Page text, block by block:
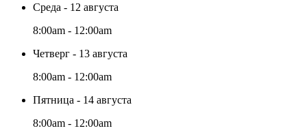
Среда - 12 августа
8:00am - 12:00am
Четверг - 13 августа
8:00am - 12:00am
Пятница - 14 августа
8:00am - 12:00am